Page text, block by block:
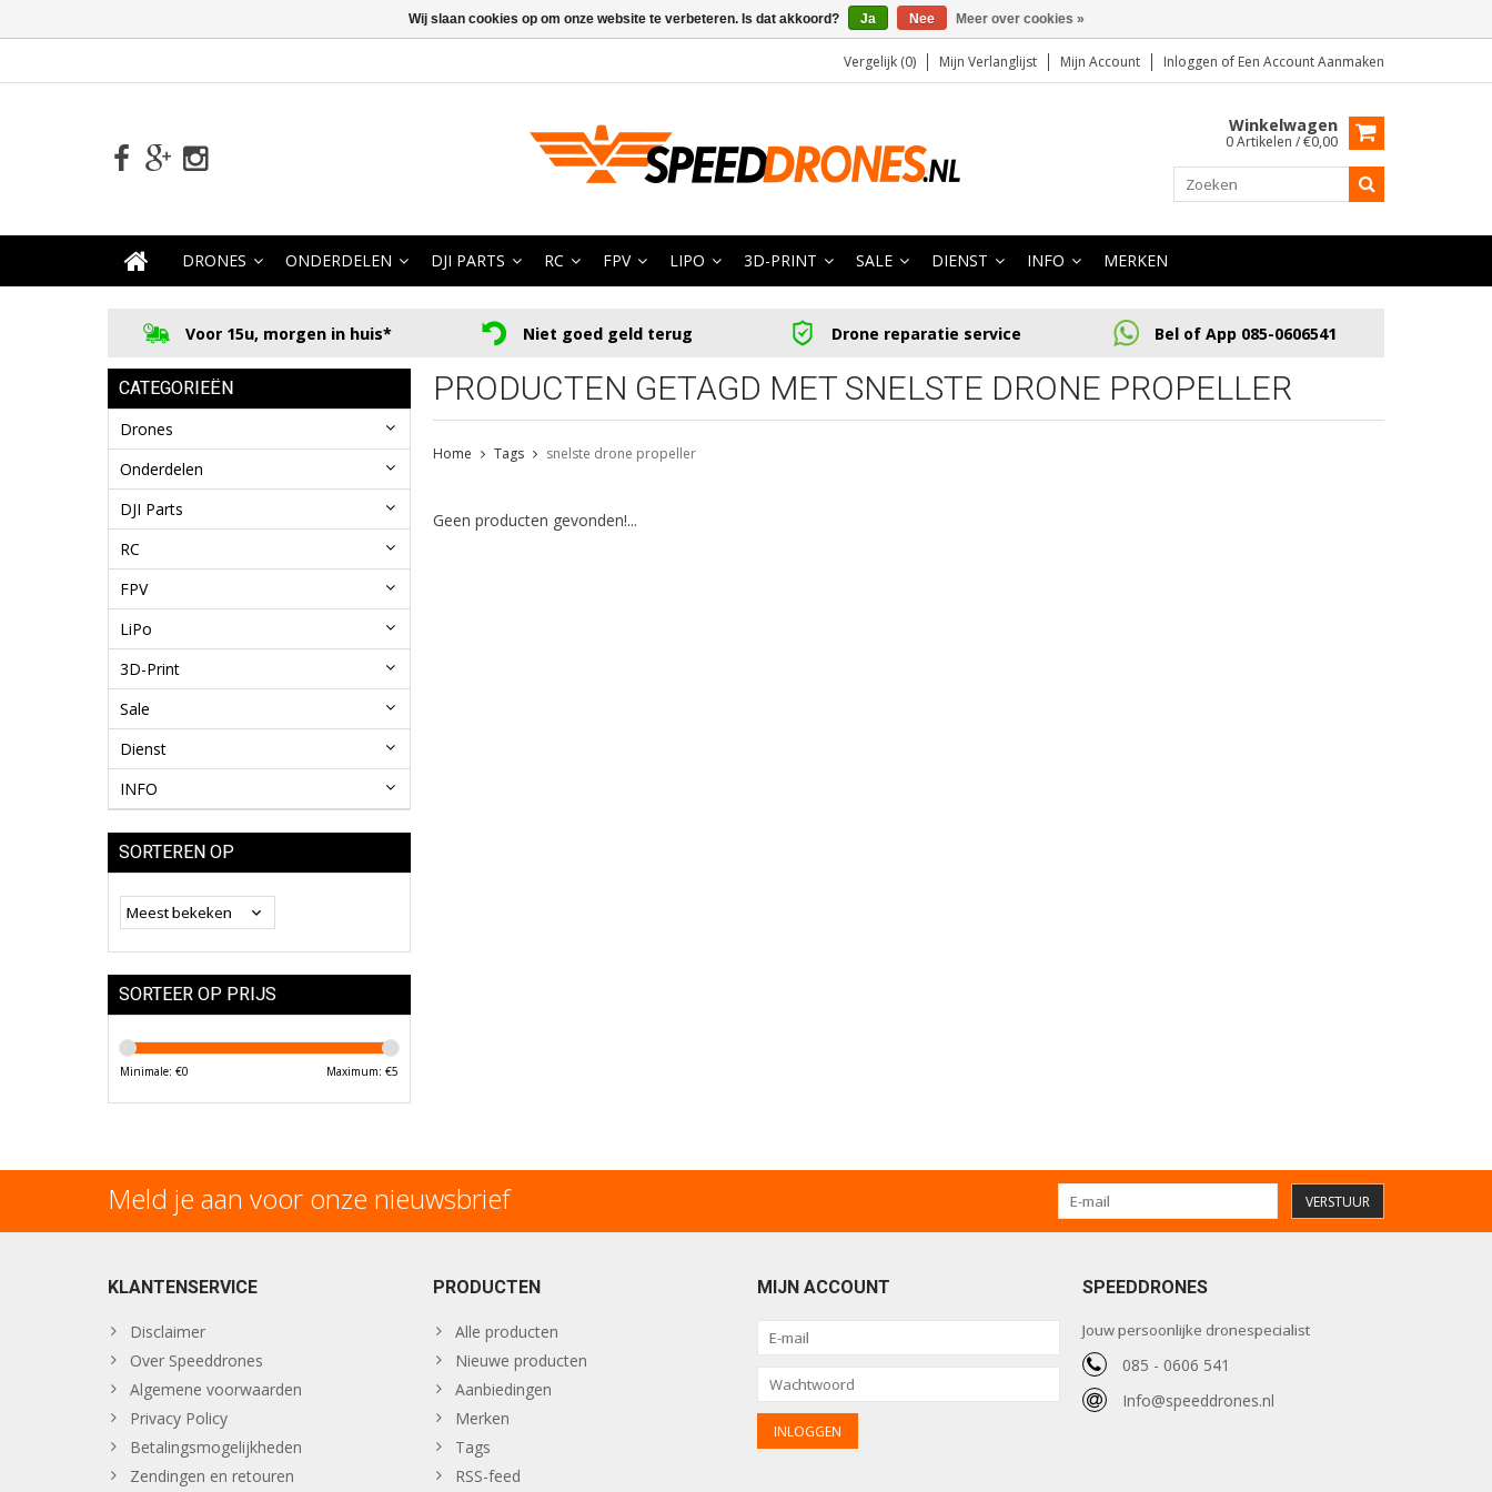
Vergelijk (0) Mijn Verlanglijst Mijn Account Inloggen of Een Account Aanmaken
Winkelwagen
0 Artikelen / €0,00
DRONES ONDERDELEN DJI PARTS RC FPV LIPO 3D-PRINT SALE DIENST INFO MERKEN
Voor 15u, morgen in huis* Niet goed geld terug Drone reparatie service Bel of App 085-0606541
CATEGORIEËN
Drones
Onderdelen
DJI Parts
RC
FPV
LiPo
3D-Print
Sale
Dienst
INFO
SORTEREN OP
SORTEER OP PRIJS
Minimale: €0 Maximum: €5
PRODUCTEN GETAGD MET SNELSTE DRONE PROPELLER
Home Tags snelste drone propeller
Geen producten gevonden!...
Meld je aan voor onze nieuwsbrief VERSTUUR
KLANTENSERVICE
Disclaimer
Over Speeddrones
Algemene voorwaarden
Privacy Policy
Betalingsmogelijkheden
Zendingen en retouren
PRODUCTEN
Alle producten
Nieuwe producten
Aanbiedingen
Merken
Tags
RSS-feed
MIJN ACCOUNT SPEEDDRONES
Jouw persoonlijke dronespecialist
085 - 0606 541
Info@speeddrones.nl
Wij slaan cookies op om onze website te verbeteren. Is dat akkoord? Ja Nee Meer over cookies »